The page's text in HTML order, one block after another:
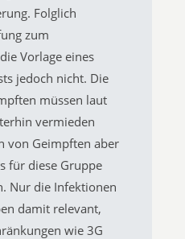
Folglich
zum
Vorlage eines
jedoch nicht. Die
müssen laut
vermieden
von Geimpften aber
für diese Gruppe
Nur die Infektionen
damit relevant,
wie 3G